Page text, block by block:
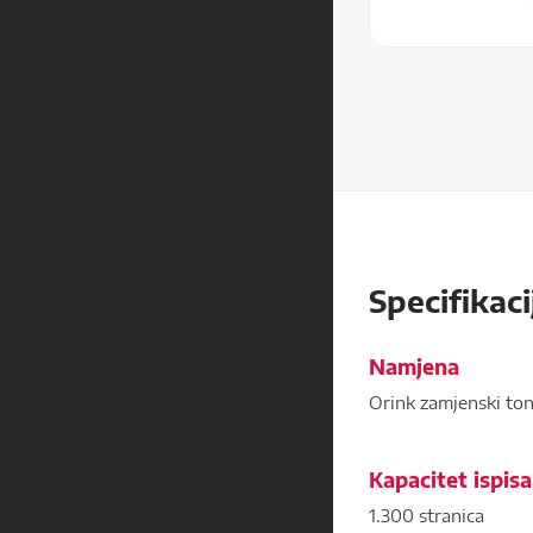
Namjena
Orink zamjenski
Kapacitet ispisa
1.300 stranica